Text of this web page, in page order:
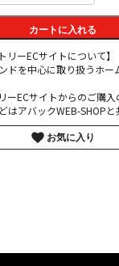
カートに入れる
リーECサイトについて】
ドを中心に取り扱うホー
ーECサイトからのご購
アバックWEB-SHOPと
お気に入り